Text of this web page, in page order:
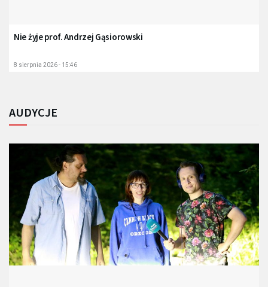
Nie żyje prof. Andrzej Gąsiorowski
8 sierpnia 2026 - 15:46
AUDYCJE